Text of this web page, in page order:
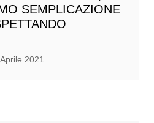
SEMPLICAZIONE
2021